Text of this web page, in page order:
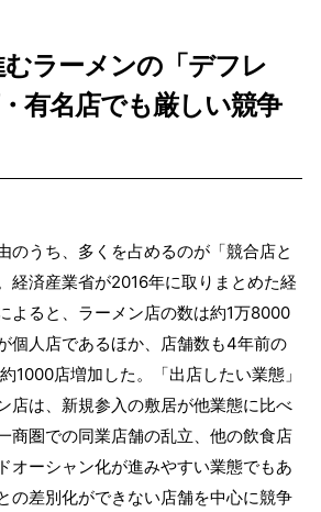
ラーメンの「デフレ
有名店でも厳しい競争
のうち、多くを占めるのが「競合店と
経済産業省が2016年に取りまとめた経
よると、ラーメン店の数は約1万8000
個人店であるほか、店舗数も4年前の
1000店増加した。「出店したい業態」
店は、新規参入の敷居が他業態に比べ
商圏での同業店舗の乱立、他の飲食店
オーシャン化が進みやすい業態でもあ
の差別化ができない店舗を中心に競争